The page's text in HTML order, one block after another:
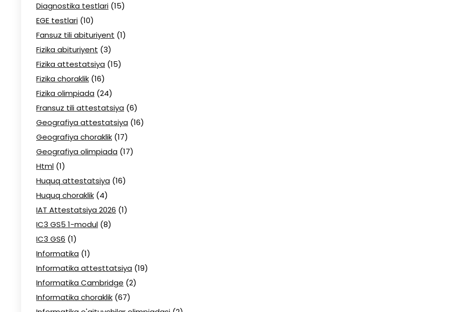
Diagnostika testlari (15)
EGE testlari (10)
Fansuz tili abituriyent (1)
Fizika abituriyent (3)
Fizika attestatsiya (15)
Fizika choraklik (16)
Fizika olimpiada (24)
Fransuz tili attestatsiya (6)
Geografiya attestatsiya (16)
Geografiya choraklik (17)
Geografiya olimpiada (17)
Html (1)
Huquq attestatsiya (16)
Huquq choraklik (4)
IAT Attestatsiya 2026 (1)
IC3 GS5 1-modul (8)
IC3 GS6 (1)
Informatika (1)
Informatika attesttatsiya (19)
Informatika Cambridge (2)
Informatika choraklik (67)